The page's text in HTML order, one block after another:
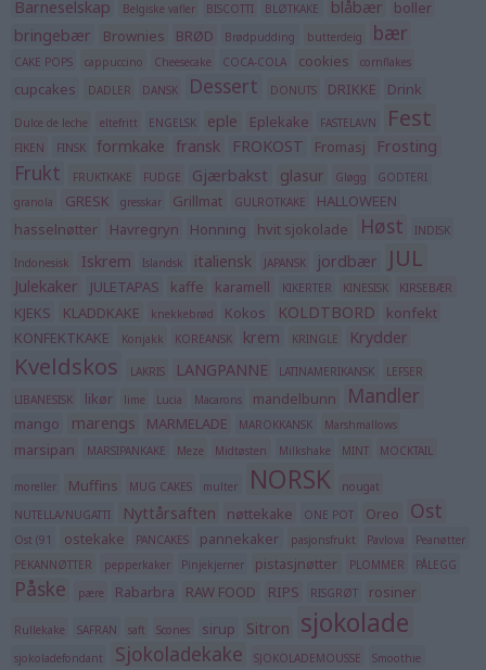
Barneselskap Belgiske vafler BISCOTTI BLØTKAKE blåbær boller
bringebær Brownies BRØD Brødpudding butterdeig bær
CAKE POPS cappuccino Cheesecake COCA-COLA cookies cornflakes
cupcakes DADLER DANSK Dessert DONUTS DRIKKE Drink
Dulce de leche eltefritt ENGELSK eple Eplekake FASTELAVN Fest
FIKEN FINSK formkake fransk FROKOST Fromasj Frosting
Frukt FRUKTKAKE FUDGE Gjærbakst glasur Gløgg
GODTERI
granola
GRESK gresskar Grillmat GULROTKAKE
HALLOWEEN
hasselnøtter
Havregryn Honning hvit sjokolade Høst INDISK
Indonesisk Iskrem Islandsk italiensk JAPANSK jordbær JUL
Julekaker JULETAPAS kaffe karamell KIKERTER KINESISK KIRSEBÆR
KJEKS KLADDKAKE knekkebrød Kokos KOLDTBORD
konfekt
KONFEKTKAKE
Konjakk KOREANSK krem KRINGLE Krydder
Kveldskos LAKRIS LANGPANNE LATINAMERIKANSK
LEFSER
LIBANESISK
likør lime Lucia Macarons mandelbunn Mandler
mango marengs MARMELADE MAROKKANSK Marshmallows
marsipan MARSIPANKAKE Meze Midtøsten Milkshake MINT MOCKTAIL
moreller Muffins MUG CAKES multer NORSK
nougat
NUTELLA/NUGATTI
Nyttårsaften nøttekake ONE POT Oreo Ost
Ost (91 ostekake PANCAKES pannekaker pasjonsfrukt Pavlova
Peanøtter
PEKANNØTTER
pepperkaker Pinjekjerner pistasjnøtter PLOMMER PÅLEGG
Påske pære Rabarbra RAW FOOD RIPS RISGRØT rosiner
Rullekake SAFRAN saft Scones sirup Sitron sjokolade
sjokoladefondant Sjokoladekake SJOKOLADEMOUSSE
Smoothie